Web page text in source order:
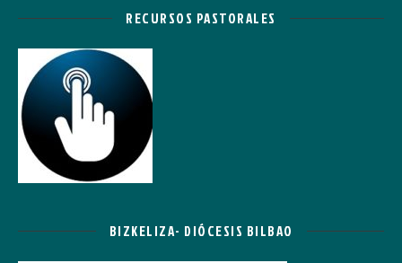
RECURSOS PASTORALES
BIZKELIZA- DIÓCESIS BILBAO